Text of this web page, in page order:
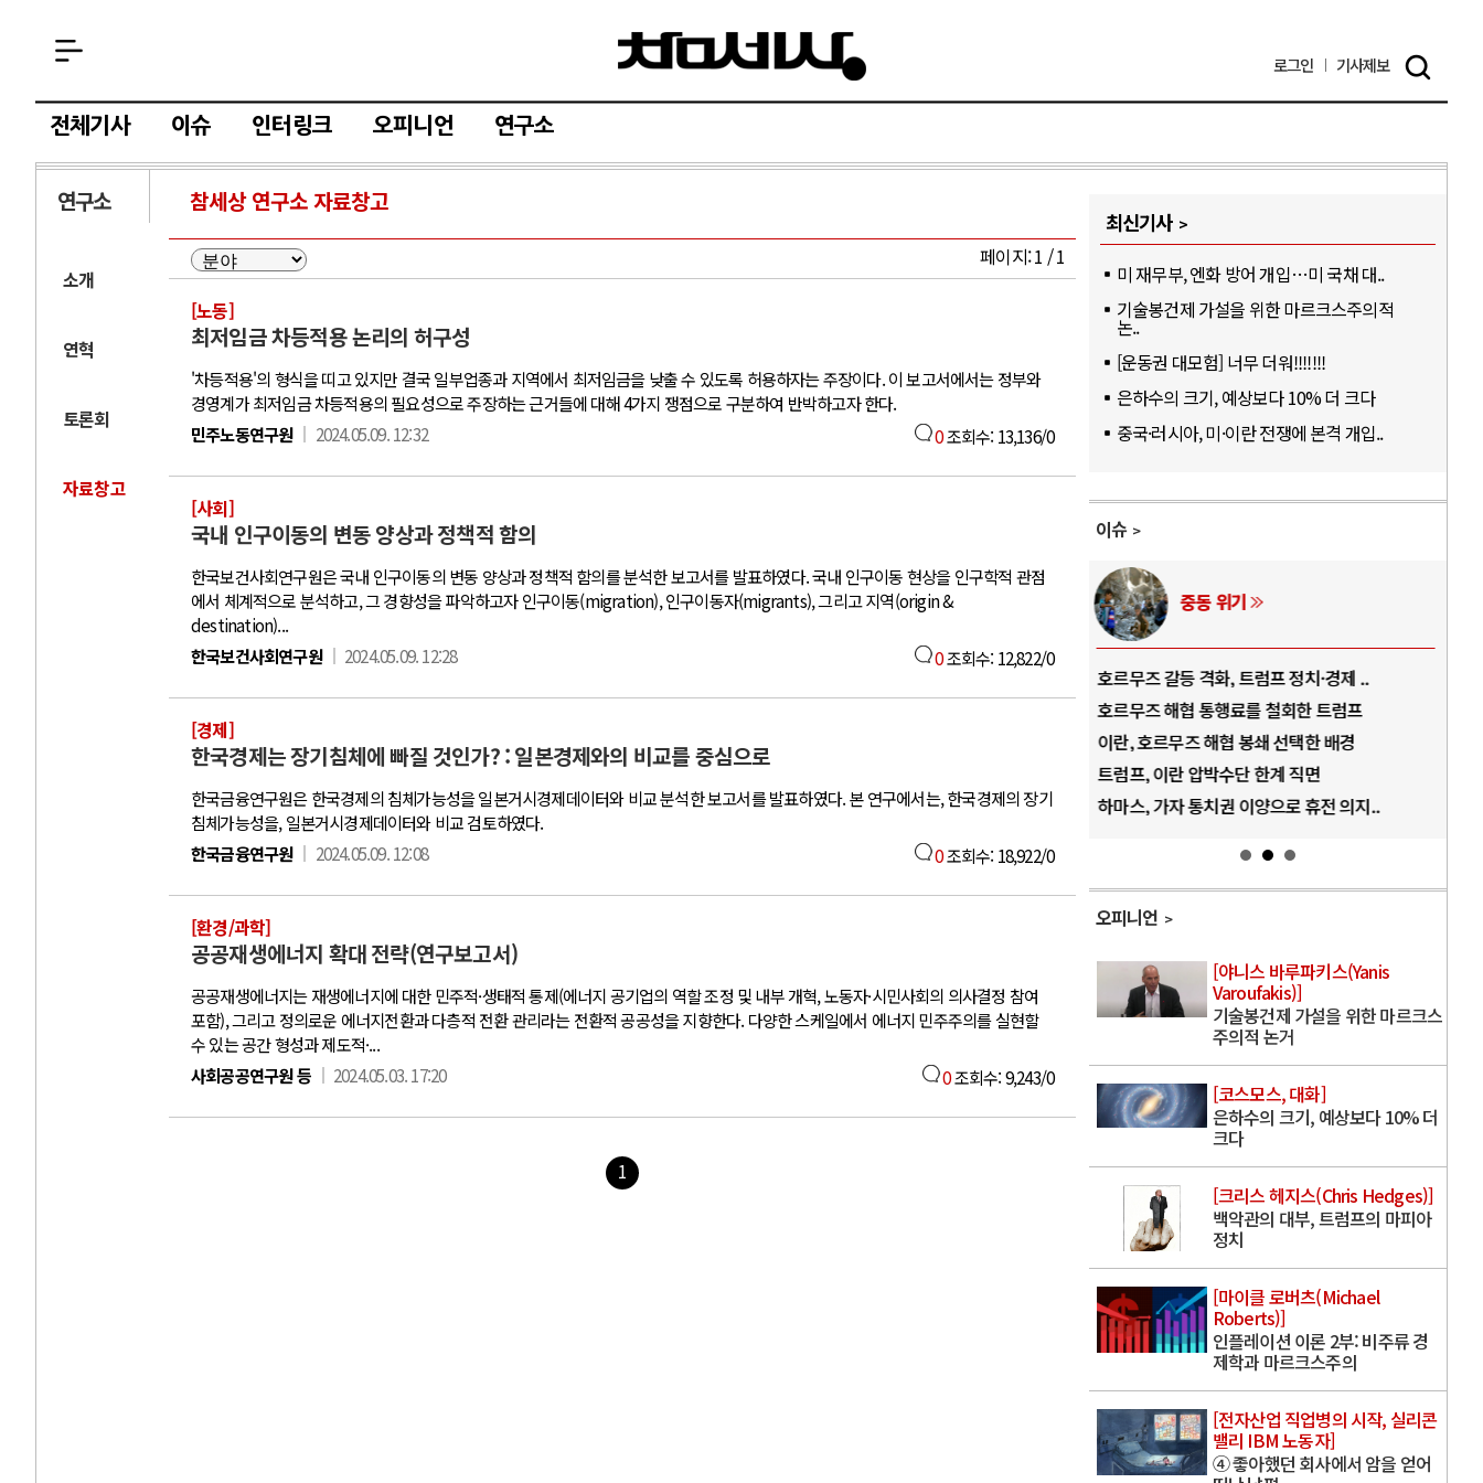
로그인 기사제보
전체기사 이슈 인터링크 오피니언 연구소
연구소 참세상 연구소 자료창고
소개
연혁
토론회
자료창고
페이지: 1 / 1
[노동]
최저임금 차등적용 논리의 허구성
'차등적용'의 형식을 띠고 있지만 결국 일부업종과 지역에서 최저임금을 낮출 수 있도록 허용하자는 주장이다. 이 보고서에서는 정부와
경영계가 최저임금 차등적용의 필요성으로 주장하는 근거들에 대해 4가지 쟁점으로 구분하여 반박하고자 한다.
민주노동연구원
2024.05.09. 12:32 0조회수: 13,136/0
[사회]
국내 인구이동의 변동 양상과 정책적 함의
한국보건사회연구원은 국내 인구이동의 변동 양상과 정책적 함의를 분석한 보고서를 발표하였다. 국내 인구이동 현상을 인구학적 관점
에서 체계적으로 분석하고, 그 경향성을 파악하고자 인구이동(migration), 인구이동자(migrants), 그리고 지역(origin &
destination)...
한국보건사회연구원
2024.05.09. 12:28 0조회수: 12,822/0
[경제]
한국경제는 장기침체에 빠질 것인가? : 일본경제와의 비교를 중심으로
한국금융연구원은 한국경제의 침체가능성을 일본거시경제데이터와 비교 분석한 보고서를 발표하였다. 본 연구에서는, 한국경제의 장기
침체가능성을, 일본거시경제데이터와 비교 검토하였다.
한국금융연구원
2024.05.09. 12:08 0조회수: 18,922/0
[환경/과학]
공공재생에너지 확대 전략(연구보고서)
공공재생에너지는 재생에너지에 대한 민주적·생태적 통제(에너지 공기업의 역할 조정 및 내부 개혁, 노동자·시민사회의 의사결정 참여
포함), 그리고 정의로운 에너지전환과 다층적 전환 관리라는 전환적 공공성을 지향한다. 다양한 스케일에서 에너지 민주주의를 실현할
수 있는 공간 형성과 제도적·...
사회공공연구원 등
2024.05.03. 17:20 0조회수:9,243/0
1
최신기사
미 재무부, 엔화 방어 개입…미 국채 대..
기술봉건제 가설을 위한 마르크스주의적
논..
[운동권 대모험] 너무 더워!!!!!!!
은하수의 크기, 예상보다 10% 더 크다
중국·러시아, 미·이란 전쟁에 본격 개입..
이슈
AI와 인간
AI 데이터센터 반대 투쟁은 새로운 글로..
AI의 숨은 환경 비용: 데이터센터 확산..
AI는 어떻게 미국 민주주의를 잠식하고 ..
러시아-우크라이나 전쟁
전쟁의 추상화: 우크라이나, 대리전의 역..
나토, 우크라 군사지원 2027년까지 공..
우크라이나, 덴마크, 에스토니아, 네덜란..
러·우크라, 대규모 공습 주고받아…민간 ..
중동 위기
호르무즈 갈등 격화, 트럼프 정치·경제 ..
호르무즈 해협 통행료를 철회한 트럼프
이란, 호르무즈 해협 봉쇄 선택한 배경
트럼프, 이란 압박수단 한계 직면
하마스, 가자 통치권 이양으로 휴전 의지..
오피니언
[야니스 바루파키스(Yanis
Varoufakis)]
기술봉건제 가설을 위한 마르크스
주의적 논거
[코스모스, 대화]
은하수의 크기, 예상보다 10% 더
크다
[크리스 헤지스(Chris Hedges)]
백악관의 대부, 트럼프의 마피아
정치
[마이클 로버츠(Michael
Roberts)]
인플레이션 이론 2부: 비주류 경
제학과 마르크스주의
[전자산업 직업병의 시작, 실리콘
밸리 IBM 노동자]
④ 좋아했던 회사에서 암을 얻어